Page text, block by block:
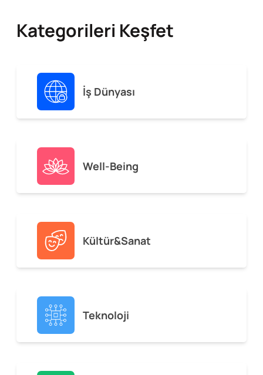
Kategorileri Keşfet
İş Dünyası
Well-Being
Kültür&Sanat
Teknoloji